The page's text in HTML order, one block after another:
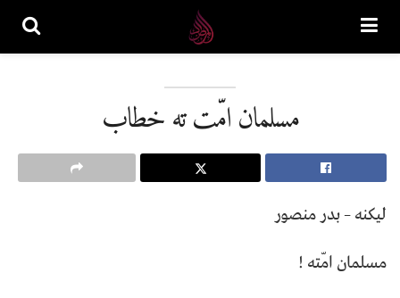
مسلمان امّت ته خطاب
لیکنه – بدر منصور
مسلمان امّته !